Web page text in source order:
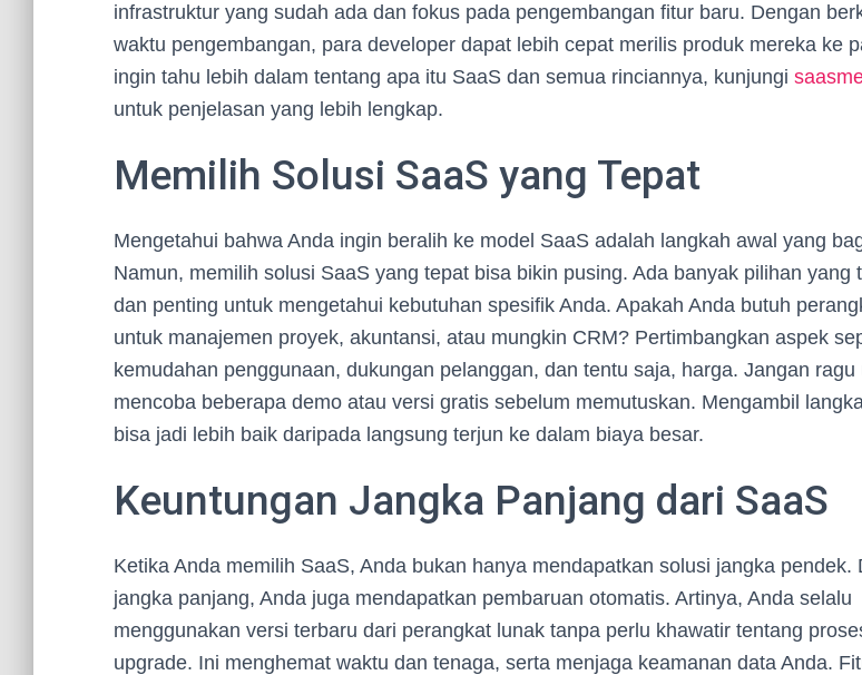
infrastruktur yang sudah ada dan fokus pada pengembangan fitur baru. Dengan
waktu pengembangan, para developer dapat lebih cepat merilis produk mereka ke
ingin tahu lebih dalam tentang apa itu SaaS dan semua rinciannya, kunjungi
untuk penjelasan yang lebih lengkap.
Memilih Solusi SaaS yang Tepat
Mengetahui bahwa Anda ingin beralih ke model SaaS adalah langkah awal yang
Namun, memilih solusi SaaS yang tepat bisa bikin pusing. Ada banyak pilihan yang
dan penting untuk mengetahui kebutuhan spesifik Anda. Apakah Anda butuh
untuk manajemen proyek, akuntansi, atau mungkin CRM? Pertimbangkan aspek
kemudahan penggunaan, dukungan pelanggan, dan tentu saja, harga. Jangan ragu
mencoba beberapa demo atau versi gratis sebelum memutuskan. Mengambil
bisa jadi lebih baik daripada langsung terjun ke dalam biaya besar.
Keuntungan Jangka Panjang dari SaaS
Ketika Anda memilih SaaS, Anda bukan hanya mendapatkan solusi jangka pendek.
jangka panjang, Anda juga mendapatkan pembaruan otomatis. Artinya, Anda selalu
menggunakan versi terbaru dari perangkat lunak tanpa perlu khawatir tentang
upgrade. Ini menghemat waktu dan tenaga, serta menjaga keamanan data Anda.